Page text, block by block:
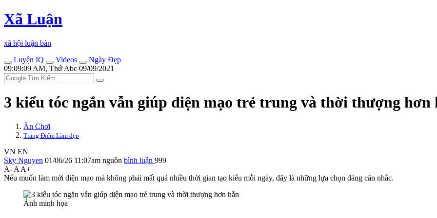
Xã Luận
xã hội luận bàn
Luyện IQ
Videos
Ngày Đẹp
09:09:09 AM, Thứ Abc 09/09/2021
3 kiểu tóc ngắn vẫn giúp diện mạo trẻ trung và thời thượng hơn
Ăn Chơi
Trang Điểm Làm đẹp
VN EN
Sky Nguyen 01/06/26 11:07am nguồn bình luận 999
A- A A+
Nếu muốn làm mới diện mạo mà không phải mất quá nhiều thời gian tạo kiểu mỗi ngày, đây là những lựa chọn đáng cân nhắc.
Ảnh minh họa